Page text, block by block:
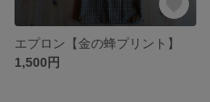
エプロン【金の蜂プリント】
1,500円